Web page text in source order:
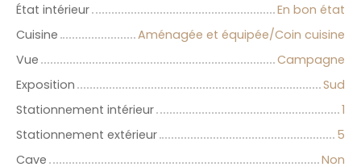
État intérieur
En bon état
Cuisine
Aménagée et équipée/Coin cuisine
Vue
Campagne
Exposition
Sud
Stationnement intérieur
1
Stationnement extérieur
5
Cave
Non